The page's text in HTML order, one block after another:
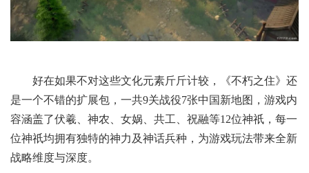
好在如果不对这些文化元素斤斤计较，《不朽之住》还
是一个不错的扩展包，一共9关战役7张中国新地图，游戏内
容涵盖了伏羲、神农、女娲、共工、祝融等12位神祇，每一
位神祇均拥有独特的神力及神话兵种，为游戏玩法带来全新
战略维度与深度。